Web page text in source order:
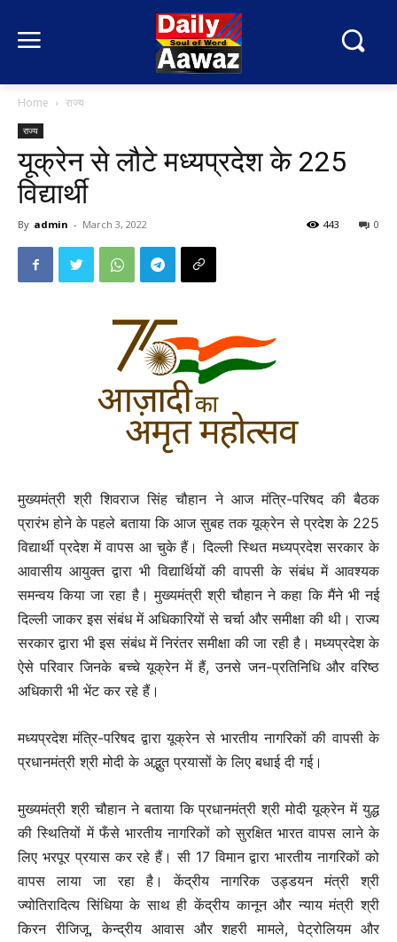
Home राज्य
राज्य
यूक्रेन से लौटे मध्यप्रदेश के 225
विद्यार्थी
By admin - March 3, 2022 0
443
मुख्यमंत्री श्री शिवराज सिंह चौहान ने आज मंत्रि-परिषद की बैठक
प्रारंभ होने के पहले बताया कि आज सुबह तक यूक्रेन से प्रदेश के 225
विद्यार्थी प्रदेश में वापस आ चुके हैं। दिल्ली स्थित मध्यप्रदेश सरकार के
आवासीय आयुक्त द्वारा भी विद्यार्थियों की वापसी के संबंध में आवश्यक
समन्वय किया जा रहा है। मुख्यमंत्री श्री चौहान ने कहा कि मैंने भी नई
दिल्ली जाकर इस संबंध में अधिकारियों से चर्चा और समीक्षा की थी। राज्य
सरकार द्वारा भी इस संबंध में निरंतर समीक्षा की जा रही है। मध्यप्रदेश के
ऐसे परिवार जिनके बच्चे यूक्रेन में हैं, उनसे जन-प्रतिनिधि और वरिष्ठ
अधिकारी भी भेंट कर रहे हैं।
मध्यप्रदेश मंत्रि-परिषद द्वारा यूक्रेन से भारतीय नागरिकों की वापसी के
प्रधानमंत्री श्री मोदी के अद्भुत प्रयासों के लिए बधाई दी गई।
मुख्यमंत्री श्री चौहान ने बताया कि प्रधानमंत्री श्री मोदी यूक्रेन में युद्ध
की स्थितियों में फँसे भारतीय नागरिकों को सुरक्षित भारत वापस लाने के
लिए भरपूर प्रयास कर रहे हैं। सी 17 विमान द्वारा भारतीय नागरिकों को
वापस लाया जा रहा है। केंद्रीय नागरिक उड्डयन मंत्री श्री
ज्योतिरादित्य सिंधिया के साथ ही केंद्रीय कानून और न्याय मंत्री श्री
किरन रीजिजू, केन्द्रीय आवास और शहरी मामले, पेट्रोलियम और